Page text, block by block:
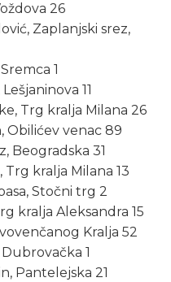
26
Zaplanjski srez,
1
11
Trg kralja Milana 26
Obilićev venac 89
Beogradska 31
Trg kralja Milana 13
Stočni trg 2
kralja Aleksandra 15
Kralja 52
1
Pantelejska 21